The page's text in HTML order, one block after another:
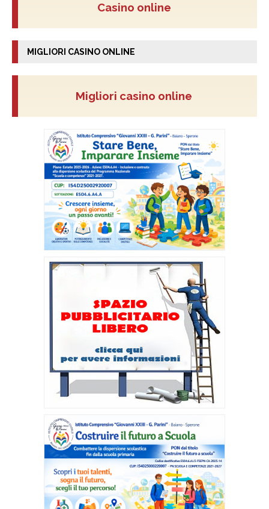
Casino online
MIGLIORI CASINO ONLINE
Migliori casino online